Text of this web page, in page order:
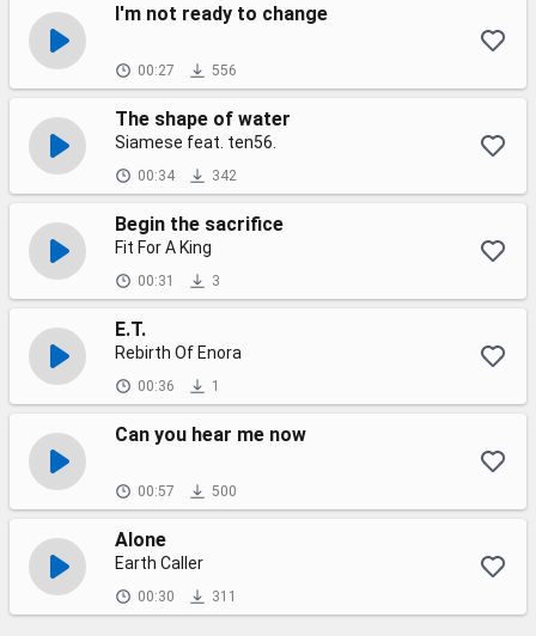
I'm not ready to change
00:27 556
The shape of water
Siamese feat. ten56.
00:34 342
Begin the sacrifice
Fit For A King
00:31 3
E.T.
Rebirth Of Enora
00:36 1
Can you hear me now
00:57 500
Alone
Earth Caller
00:30 311